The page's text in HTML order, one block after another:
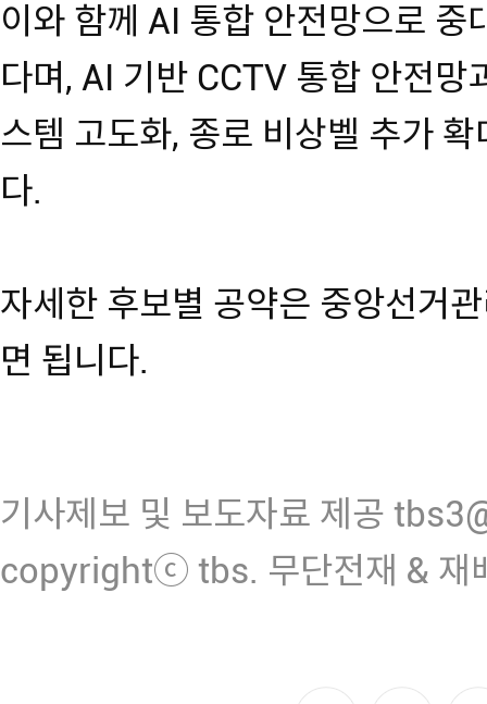
이와 함께 AI 통합 안전망으로 중
다며, AI 기반 CCTV 통합 안전망
스템 고도화, 종로 비상벨 추가
다.
자세한 후보별 공약은 중앙선거
면 됩니다.
기사제보 및 보도자료 제공
copyrightⓒ tbs. 무단전재 & 재